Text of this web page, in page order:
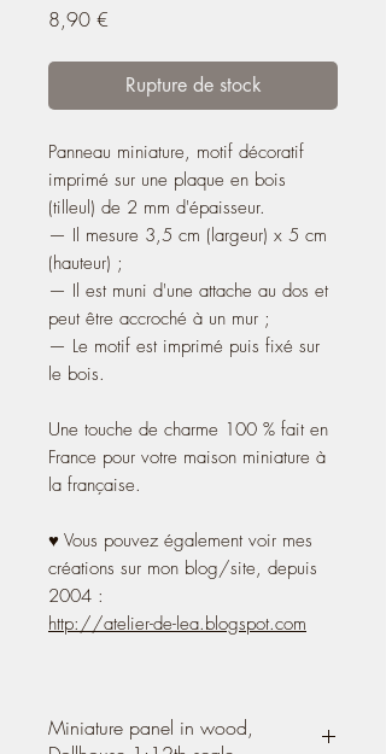
8,90 €
Rupture de stock
Panneau miniature, motif décoratif
imprimé sur une plaque en bois
(tilleul) de 2 mm d'épaisseur.
— Il mesure 3,5 cm (largeur) x 5 cm
(hauteur) ;
— Il est muni d'une attache au dos et
peut être accroché à un mur ;
— Le motif est imprimé puis fixé sur
le bois.
Une touche de charme 100 % fait en
France pour votre maison miniature à
la française.
♥ Vous pouvez également voir mes
créations sur mon blog/site, depuis
2004 :
http://atelier-de-lea.blogspot.com
Miniature panel in wood,